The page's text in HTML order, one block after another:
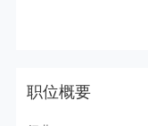
职位概要